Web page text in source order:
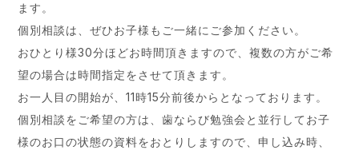
ます。
個別相談は、ぜひお子様もご一緒にご参加ください。
おひとり様30分ほどお時間頂きますので、複数の方がご希
望の場合は時間指定をさせて頂きます。
お一人目の開始が、11時15分前後からとなっております。
個別相談をご希望の方は、歯ならび勉強会と並行してお子
様のお口の状態の資料をおとりしますので、申し込み時、